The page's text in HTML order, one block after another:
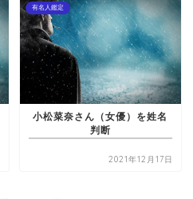
有名人鑑定
小松菜奈さん（女優）を姓名
判断
2021年12月17日